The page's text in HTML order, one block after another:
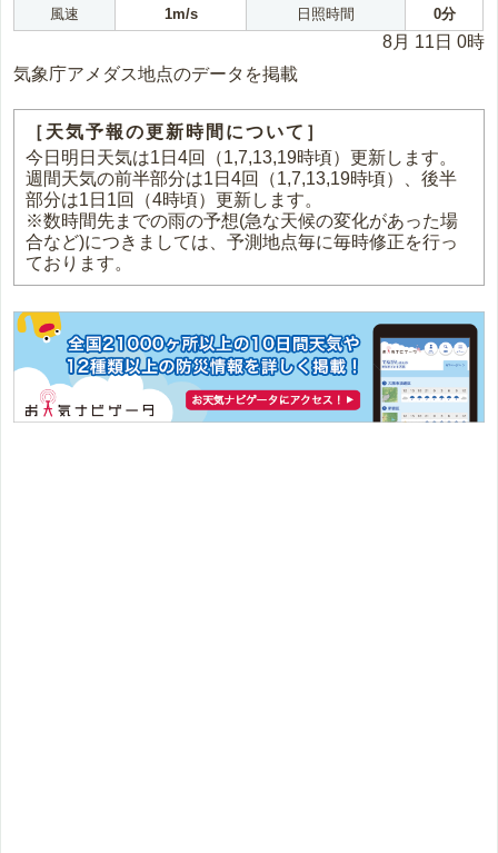
風速
1m/s 日照時間 0分
8月 11日 0時
気象庁アメダス地点のデータを掲載
［天気予報の更新時間について］
今日明日天気は1日4回（1,7,13,19時頃）更新します。
週間天気の前半部分は1日4回（1,7,13,19時頃）、後半
部分は1日1回（4時頃）更新します。
※数時間先までの雨の予想(急な天候の変化があった場
合など)につきましては、予測地点毎に毎時修正を行っ
ております。